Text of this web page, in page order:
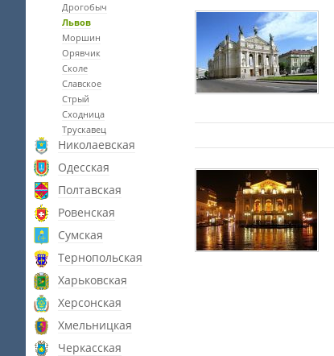
Дрогобыч
Львов
Моршин
Орявчик
Сколе
Славское
Стрый
Сходница
Трускавец
Николаевская
Одесская
Полтавская
Ровенская
Сумская
Тернопольская
Харьковская
Херсонская
Хмельницкая
Черкасская